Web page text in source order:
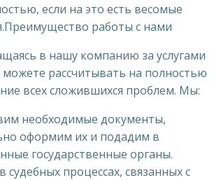
если на это есть весомые
работы с нами
в нашу компанию за услугами
рассчитывать на полностью
всех сложившихся проблем. Мы:
необходимые документы,
оформим их и подадим в
государственные органы.
процессах, связанных с